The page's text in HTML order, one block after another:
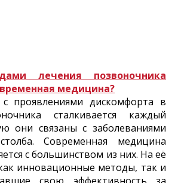
лечения позвоночника
медицина?
с проявлениями дискомфорта в
сталкивается каждый
они связаны с заболеваниями
Современная медицина
с большинством из них. На её
инновационные методы, так и